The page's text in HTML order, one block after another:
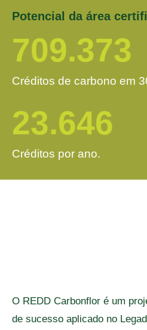
Potencial da área
Créditos de carbono em
709.373
Créditos por ano.
23.646
O REDD Carbonflor é um
de sucesso aplicado no